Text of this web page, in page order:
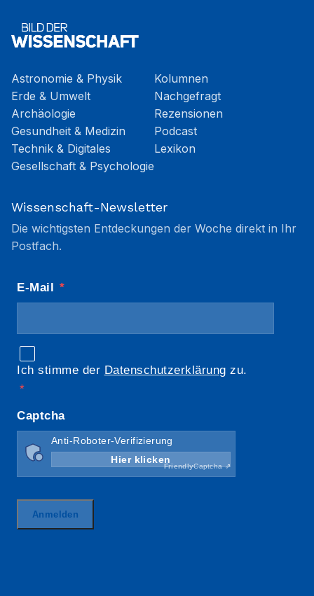
Astronomie & Physik
Erde & Umwelt
Archäologie
Gesundheit & Medizin
Technik & Digitales
Gesellschaft & Psychologie
Kolumnen
Nachgefragt
Rezensionen
Podcast
Lexikon
Wissenschaft-Newsletter
Die wichtigsten Entdeckungen der Woche direkt in Ihr
Postfach.